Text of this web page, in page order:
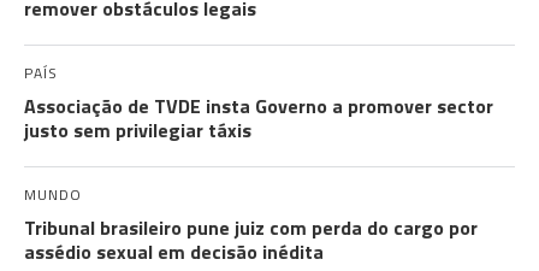
remover obstáculos legais
PAÍS
Associação de TVDE insta Governo a promover sector
justo sem privilegiar táxis
MUNDO
Tribunal brasileiro pune juiz com perda do cargo por
assédio sexual em decisão inédita